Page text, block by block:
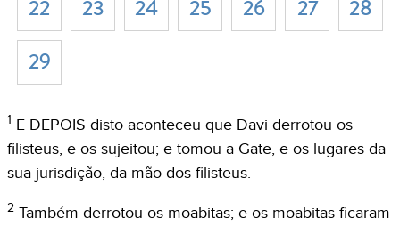
1 E DEPOIS disto aconteceu que Davi derrotou os
filisteus, e os sujeitou; e tomou a Gate, e os lugares da
sua jurisdição, da mão dos filisteus.
2 Também derrotou os moabitas; e os moabitas ficaram
22
23 24 25 26 27
28
29